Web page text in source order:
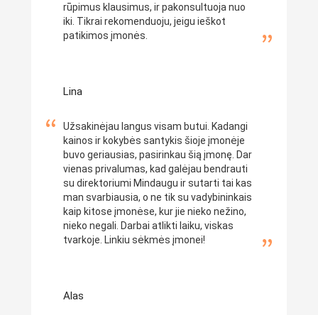
rūpimus klausimus, ir pakonsultuoja nuo
iki. Tikrai rekomenduoju, jeigu ieškot
patikimos įmonės.
Lina
Užsakinėjau langus visam butui. Kadangi
kainos ir kokybės santykis šioje įmonėje
buvo geriausias, pasirinkau šią įmonę. Dar
vienas privalumas, kad galėjau bendrauti
su direktoriumi Mindaugu ir sutarti tai kas
man svarbiausia, o ne tik su vadybininkais
kaip kitose įmonėse, kur jie nieko nežino,
nieko negali. Darbai atlikti laiku, viskas
tvarkoje. Linkiu sėkmės įmonei!
Alas